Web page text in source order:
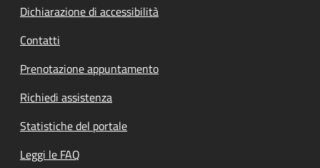
Dichiarazione di accessibilità
Contatti
Prenotazione appuntamento
Richiedi assistenza
Statistiche del portale
Leggi le FAQ